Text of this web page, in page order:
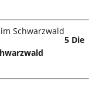
5 Die